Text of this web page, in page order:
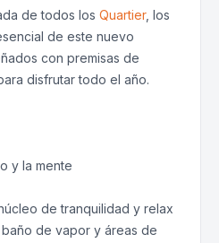
de todos los Quartier, los
de este nuevo
con premisas de
disfrutar todo el año.
y la mente
de tranquilidad y relax
de vapor y áreas de